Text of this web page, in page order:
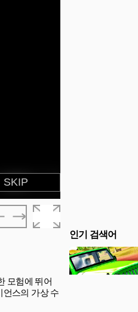
모험에 뛰어
언스의 가상 수
인기 검색어